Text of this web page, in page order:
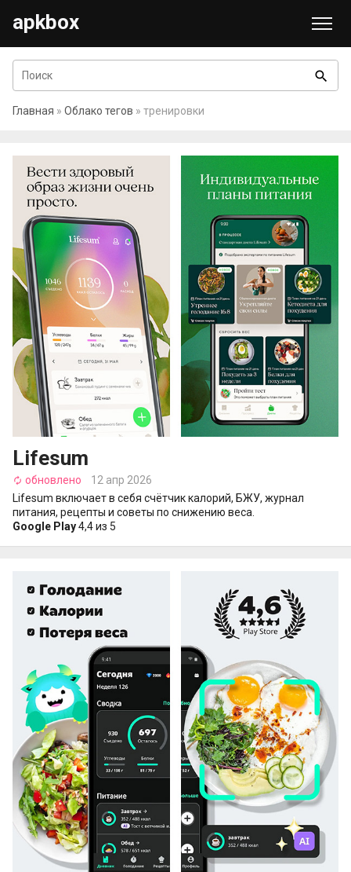
apkbox
search
Главная » Облако тегов » тренировки
Lifesum
autorenew обновлено
12 апр 2026
Lifesum включает в себя счётчик калорий, БЖУ, журнал
питания, рецепты и советы по снижению веса.
Google Play4,4 из 5